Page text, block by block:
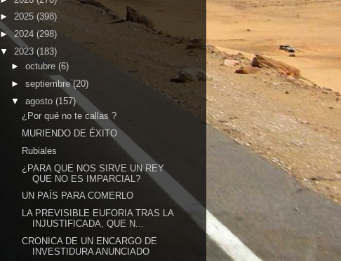
► 2025 (398)
►2024 (298)
▼ 2023 (183)
► octubre (6)
► septiembre(20)
▼ agosto (157)
¿Por qué no te callas ?
MURIENDO DE ÉXITO
Rubiales
¿PARA QUE NOS SIRVE UN REY
QUE NO ES IMPARCIAL?
UN PAÍS PARA COMERLO
LA PREVISIBLE EUFORIA TRAS LA
INJUSTIFICADA, QUE N...
CRONICA DE UN ENCARGO DE
INVESTIDURA ANUNCIADO